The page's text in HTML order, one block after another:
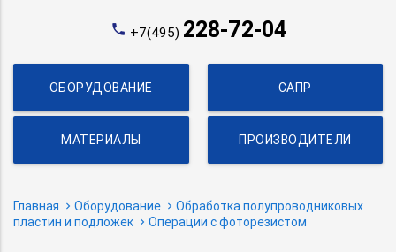
phone +7(495) 228-72-04
ОБОРУДОВАНИЕ САПР
МАТЕРИАЛЫ ПРОИЗВОДИТЕЛИ
Главная Оборудование
Обработка полупроводниковых
пластин и подложек
Операции с фоторезистом